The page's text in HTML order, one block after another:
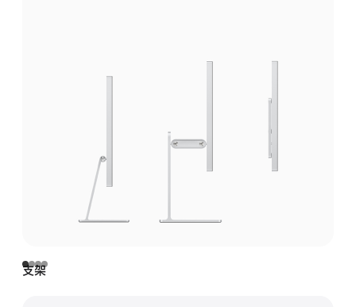
支架